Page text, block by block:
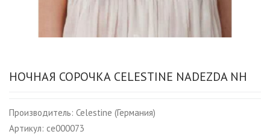
НОЧНАЯ СОРОЧКА CELESTINE NADEZDA NH
Производитель: Celestine (Германия)
Артикул: ce000073